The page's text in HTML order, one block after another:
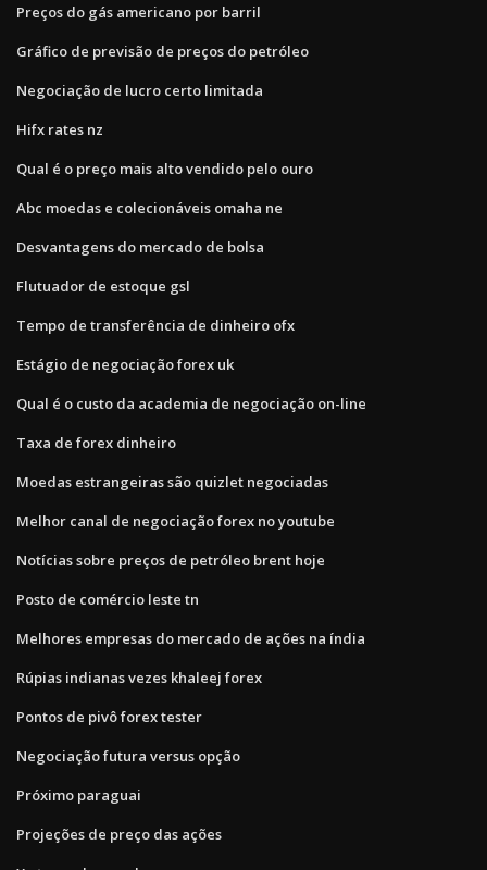
Preços do gás americano por barril
Gráfico de previsão de preços do petróleo
Negociação de lucro certo limitada
Hifx rates nz
Qual é o preço mais alto vendido pelo ouro
Abc moedas e colecionáveis ​​omaha ne
Desvantagens do mercado de bolsa
Flutuador de estoque gsl
Tempo de transferência de dinheiro ofx
Estágio de negociação forex uk
Qual é o custo da academia de negociação on-line
Taxa de forex dinheiro
Moedas estrangeiras são quizlet negociadas
Melhor canal de negociação forex no youtube
Notícias sobre preços de petróleo brent hoje
Posto de comércio leste tn
Melhores empresas do mercado de ações na índia
Rúpias indianas vezes khaleej forex
Pontos de pivô forex tester
Negociação futura versus opção
Próximo paraguai
Projeções de preço das ações